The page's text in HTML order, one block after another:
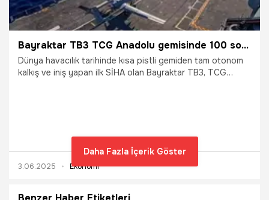
Bayraktar TB3 TCG Anadolu gemisinde 100 sortiyi tamamladı
Dünya havacılık tarihinde kısa pistli gemiden tam otonom
kalkış ve iniş yapan ilk SİHA olan Bayraktar TB3, TCG
3.06.2025 Ekonomi
Daha Fazla İçerik Göster